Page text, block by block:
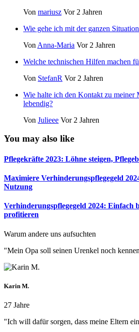
Von mariusz Vor 2 Jahren
Wie gehe ich mit der ganzen
Von Anna-Maria Vor 2 Jahren
Welche technischen Hilfen machen
Von StefanR Vor 2 Jahren
Wie halte ich den Kontakt zu meiner
lebendig?
Von Julieee Vor 2 Jahren
You may also like
Pflegekräfte 2023: Löhne steigen,
Maximiere Verhinderungspflegegeld
Nutzung
Verhinderungspflegegeld 2024: Einfach
profitieren
Warum andere uns aufsuchten
"Mein Opa soll seinen Urenkel noch
Karin M.
27 Jahre
"Ich will dafür sorgen, dass meine Eltern